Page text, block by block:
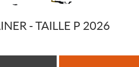
- TAILLE P 2026